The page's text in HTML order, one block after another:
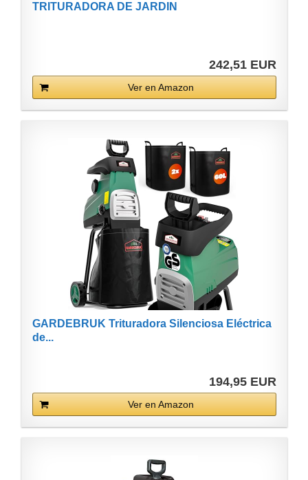
TRITURADORA DE JARDIN
242,51 EUR
Ver en Amazon
GARDEBRUK Trituradora Silenciosa Eléctrica
de...
194,95 EUR
Ver en Amazon